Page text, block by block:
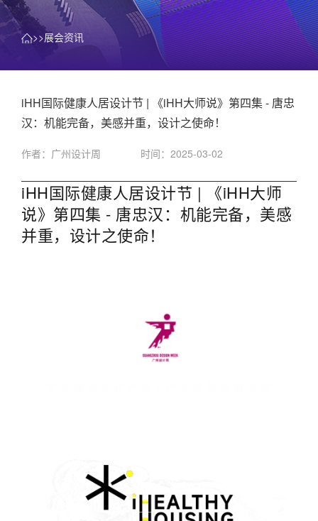
>>展会资讯
iHH国际健康人居设计节 | 《iHH大师说》第四集 - 唐忠
汉：机能完备，美感并重，设计之使命！
作者：广州设计周 时间：2025-03-02
iHH国际健康人居设计节 | 《iHH大师
说》第四集 - 唐忠汉：机能完备，美感
并重，设计之使命！